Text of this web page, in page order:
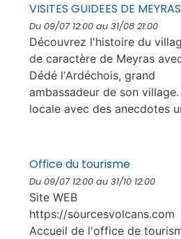
VISITES GUIDEES DE MEYRAS
Du 09/07 12:00 au 31/08 21:00
Découvrez l'histoire du
de caractère de Meyras
Dédé l'Ardéchois, grand
ambassadeur de son
locale avec des anecdotes
Office du tourisme
Du 09/07 12:00 au 31/10 12:00
Site WEB
https://sourcesvolcans.com
Accueil de l'office de